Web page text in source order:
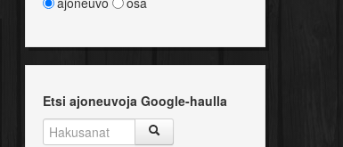
Etsi ajoneuvoja Google-haulla